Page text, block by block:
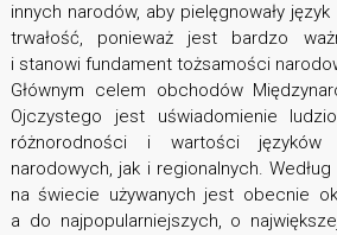
innych narodów, aby pielęgnowały
trwałość, ponieważ jest bardzo
i stanowi fundament tożsamości
Głównym celem obchodów
Ojczystego jest uświadomienie
różnorodności i wartości języków
narodowych, jak i regionalnych.
na świecie używanych jest obecnie
a do najpopularniejszych, o